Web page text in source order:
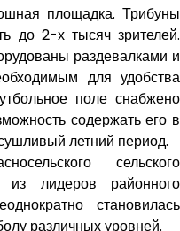
площадка. Трибуны
до 2-х тысяч зрителей.
раздевалками и
для удобства
поле снабжено
содержать его в
летний период.
сельского
из лидеров районного
становилась
различных уровней.